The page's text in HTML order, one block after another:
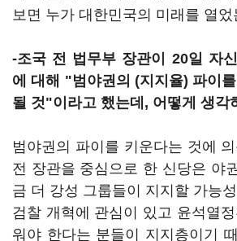
보면 누가 대한민국의 미래를 열
-조국 전 법무부 장관이 20일 자
에 대해 "범야권의 (지지율) 파이
될 것"이라고 했는데, 어떻게 생각
범야권의 파이를 키운다는 것에
전 장관을 중심으로 한 신당은 야
금 더 강성 그룹들이 지지할 가능
검찰 개혁에 관심이 있고 윤석열
워야 한다는 분들이 지지층이기